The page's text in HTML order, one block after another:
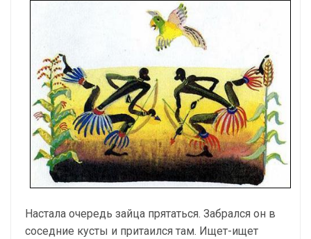
Настала очередь зайца прятаться. Забрался он в
соседние кусты и притаился там. Ищет-ищет